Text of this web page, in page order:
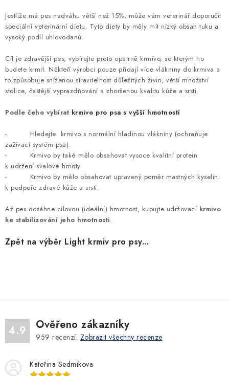
Jestliže má pes nadváhu větší než 15%, může vám veterinář doporučit
speciální veterinární dietu. Tyto diety by měly mít nízký obsah tuku a
vysoký podíl uhlovodanů.
Cíl je zdravější pes, vybírejte proto opatrně krmivo, se kterým ho
budete krmit. Někteří výrobci pouze přidají více vlákniny do krmiva a
to způsobuje sníženou stravitelnost důležitých živin, větší množství
stolice, častější vyprazdňování a zhoršenou kvalitu kůže a srsti.
Podle čeho vybírat krmivo pro psa s vyšší hmotností
- Hledejte krmivo s normální hladinou vlákniny (ochraňuje
zažívací systém psa).
- Krmivo by také mělo obsahovat vysoce kvalitní protein
k udržení svalové hmoty
- Krmivo by mělo obsahovat upravený poměr mastných kyselin
k podpoře zdravé kůže a srsti.
Až pes dosáhne cílovou (ideální) hmotnost, kupujte udržovací krmivo
ke stabilizování jeho hmotnosti.
Zpět na výběr Light krmiv pro psy...
4.9 Ověřeno zákazníky
959 recenzí. Zobrazit všechny recenze
Kateřina Sedmikova